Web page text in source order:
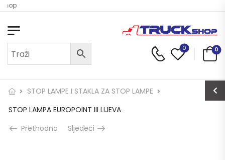
0 0
STOP LAMPE I STAKLA ZA STOP LAMPE
STOP LAMPA EUROPOINT III LIJEVA
Prethodno
Sljedeći